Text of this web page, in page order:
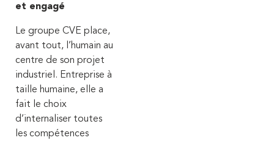
et engagé
Le groupe CVE place,
avant tout, l’humain au
centre de son projet
industriel. Entreprise à
taille humaine, elle a
fait le choix
d’internaliser toutes
les compétences